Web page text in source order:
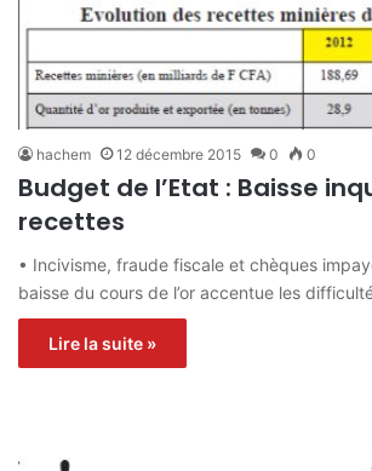
hachem 12 décembre 2015 0 0
Budget de l’Etat : Baisse
recettes
• Incivisme, fraude fiscale et chèques
baisse du cours de l’or accentue les
Lire la suite »